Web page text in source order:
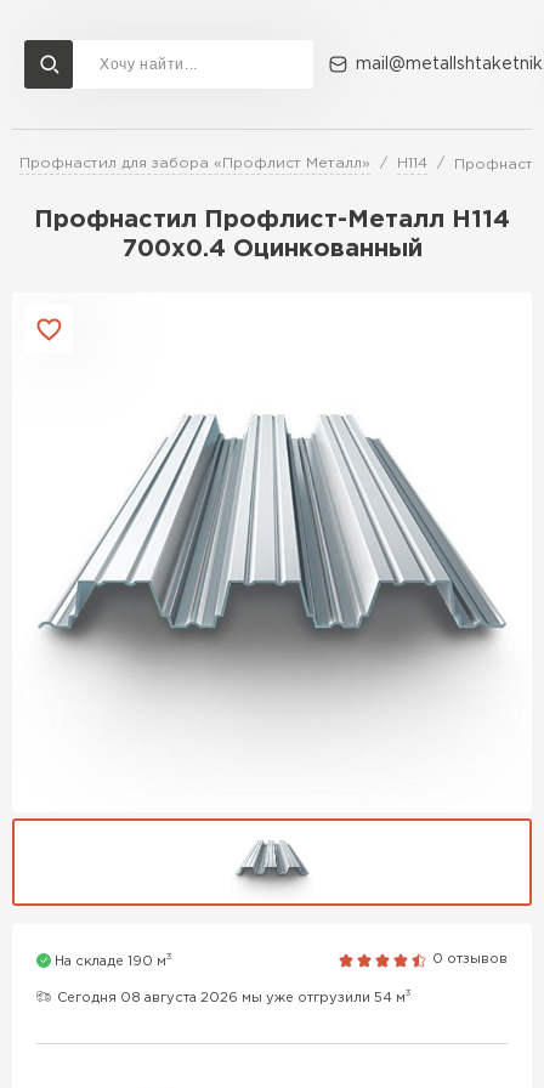
Профнастил для забора «Профлист Металл» Н114
Профнастил Профлист-Металл Н114
700х0.4 Оцинкованный
На складе 190 м3 0 отзывов
Сегодня 08 августа 2026 мы уже отгрузили 54 м3
Доставка и оплата Акции О компании Контакты
Перейти в каталог